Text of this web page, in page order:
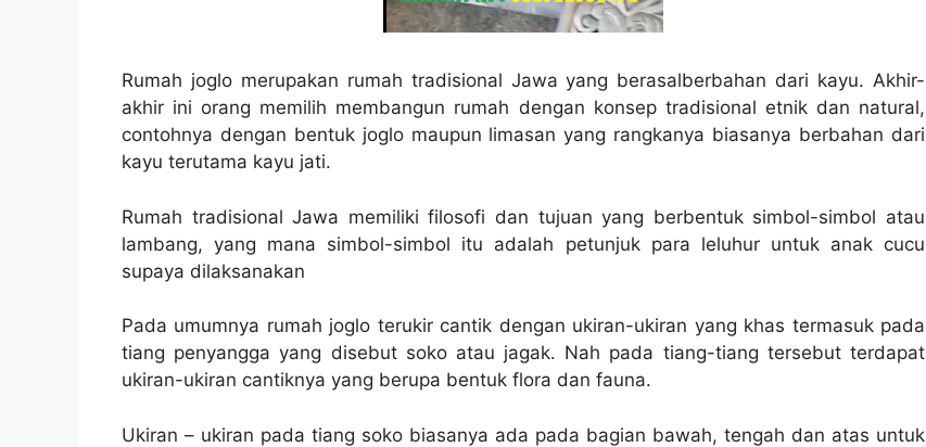
Rumah joglo merupakan rumah tradisional Jawa yang berasalberbahan dari kayu. Akhir-
akhir ini orang memilih membangun rumah dengan konsep tradisional etnik dan natural,
contohnya dengan bentuk joglo maupun limasan yang rangkanya biasanya berbahan dari
kayu terutama kayu jati.
Rumah tradisional Jawa memiliki filosofi dan tujuan yang berbentuk simbol-simbol atau
lambang, yang mana simbol-simbol itu adalah petunjuk para leluhur untuk anak cucu
supaya dilaksanakan
Pada umumnya rumah joglo terukir cantik dengan ukiran-ukiran yang khas termasuk pada
tiang penyangga yang disebut soko atau jagak. Nah pada tiang-tiang tersebut terdapat
ukiran-ukiran cantiknya yang berupa bentuk flora dan fauna.
Ukiran – ukiran pada tiang soko biasanya ada pada bagian bawah, tengah dan atas untuk